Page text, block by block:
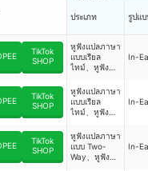
ประเภท รูปแ
TikTok
SHOP
หูฟังแปลภาษา
แบบเรียล
ไทม์、หูฟัง
ใช้ AI หรือ
ผ่านแอป
In-
TikTok
SHOP
หูฟังแปลภาษา
แบบเรียล
ไทม์、หูฟัง
Two-Way、หู
ฟังแปลภาษา
แบบใช้ AI
หรือผ่าน
In-
TikTok
SHOP
หูฟังแปลภาษา
แบบ Two-
Way、หูฟัง
In-